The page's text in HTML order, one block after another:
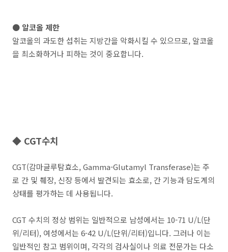
● 알코올 제한
알코올의 과도한 섭취는 지방간을 악화시킬 수 있으므로, 알코올
을 최소화하거나 피하는 것이 중요합니다.
◆ CGT수치
CGT(감마글루탐효소, Gamma-Glutamyl Transferase)는 주
로 간 및 췌장, 신장 등에서 발견되는 효소로, 간 기능과 담도계의
상태를 평가하는 데 사용됩니다.
CGT 수치의 정상 범위는 일반적으로 남성에서는 10-71 U/L(단
위/리터), 여성에서는 6-42 U/L(단위/리터)입니다. 그러나 이는
일반적인 참고 범위이며, 각각의 검사실이나 의료 전문가는 다소